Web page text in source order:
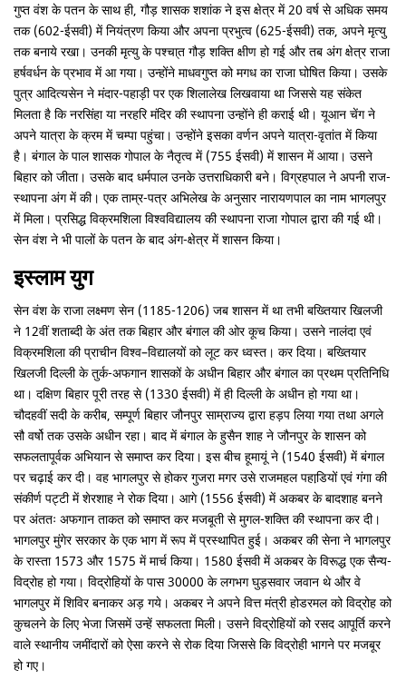
गुप्त वंश के पतन के साथ ही, गौड़ शासक शशांक ने इस क्षेत्र में 20 वर्ष से अधिक समय
तक (602-ईसवी) में नियंत्रण किया और अपना प्रभुत्व (625-ईसवी) तक, अपने मृत्यु
तक बनाये रखा। उनकी मृत्यु के पश्चा्त गौड़ शक्ति क्षीण हो गई और तब अंग क्षेत्र राजा
हर्षवर्धन के प्रभाव में आ गया। उन्होंने माधवगुप्त को मगध का राजा घोषित किया। उसके
पुत्र आदित्यसेन ने मंदार-पहाड़ी पर एक शिलालेख लिखवाया था जिससे यह संकेत
मिलता है कि नरसिंहा या नरहरि मंदिर की स्थापना उन्होंने ही कराई थी। यूआन चेंग ने
अपने यात्रा के क्रम में चम्पा पहुंचा। उन्होंने इसका वर्णन अपने यात्रा-वृतांत में किया
है। बंगाल के पाल शासक गोपाल के नैतृत्व में (755 ईसवी) में शासन में आया। उसने
बिहार को जीता। उसके बाद धर्मपाल उनके उत्तराधिकारी बने। विग्रहपाल ने अपनी राज-
स्थापना अंग में की। एक ताम्र-पत्र अभिलेख के अनुसार नारायणपाल का नाम भागलपुर
में मिला। प्रसिद्ध विक्रमशिला विश्वविद्यालय की स्थापना राजा गोपाल द्वारा की गई थी।
सेन वंश ने भी पालों के पतन के बाद अंग-क्षेत्र में शासन किया।
इस्लाम युग
सेन वंश के राजा लक्ष्मण सेन (1185-1206) जब शासन में था तभी बख्तियार खिलजी
ने 12वीं शताब्दी के अंत तक बिहार और बंगाल की ओर कूच किया। उसने नालंदा एवं
विक्रमशिला की प्राचीन विश्व–विद्यालयों को लूट कर ध्वस्त। कर दिया। बख्तियार
खिलजी दिल्ली के तुर्क-अफगान शासकों के अधीन बिहार और बंगाल का प्रथम प्रतिनिधि
था। दक्षिण बिहार पूरी तरह से (1330 ईसवी) में ही दिल्ली के अधीन हो गया था।
चौदहवीं सदी के करीब, सम्पूर्ण बिहार जौनपुर साम्राज्य द्वारा हड़प लिया गया तथा अगले
सौ वर्षो तक उसके अधीन रहा। बाद में बंगाल के हुसैन शाह ने जौनपुर के शासन को
सफलतापूर्वक अभियान से समाप्त कर दिया। इस बीच हूमायूं ने (1540 ईसवी) में बंगाल
पर चढ़ाई कर दी। वह भागलपुर से होकर गुजरा मगर उसे राजमहल पहाडि़यों एवं गंगा की
संकीर्ण पट्टी में शेरशाह ने रोक दिया। आगे (1556 ईसवी) में अकबर के बादशाह बनने
पर अंततः अफगान ताकत को समाप्त कर मजबूती से मुगल-शक्ति की स्थापना कर दी।
भागलपुर मुंगेर सरकार के एक भाग में रूप में प्रस्थापित हुई। अकबर की सेना ने भागलपुर
के रास्ता 1573 और 1575 में मार्च किया। 1580 ईसवी में अकबर के विरूद्ध एक सैन्य-
विद्रोह हो गया। विद्रोहियों के पास 30000 के लगभग घुड़सवार जवान थे और वे
भागलपुर में शिविर बनाकर अड़ गये। अकबर ने अपने वित्त मंत्री होडरमल को विद्रोह को
कुचलने के लिए भेजा जिसमें उन्हें सफलता मिली। उसने विद्रोहियों को रसद आपूर्ति करने
वाले स्थानीय जमींदारों को ऐसा करने से रोक दिया जिससे कि विद्रोही भागने पर मजबूर
हो गए।